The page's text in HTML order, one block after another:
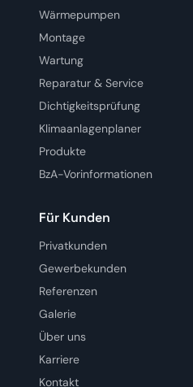
Wärmepumpen
Montage
Wartung
Reparatur & Service
Dichtigkeitsprüfung
Klimaanlagenplaner
Produkte
BzA-Vorinformationen
Für Kunden
Privatkunden
Gewerbekunden
Referenzen
Galerie
Über uns
Karriere
Kontakt